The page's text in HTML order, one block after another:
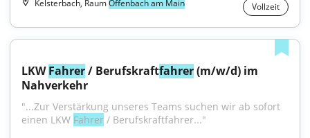
Kelsterbach, RaumOffenbach am Main Vollzeit
LKW Fahrer / Berufskraftfahrer (m/w/d) im
Nahverkehr
"...Zur Verstärkung unseres Teams suchen wir ab sofort
einen LKW Fahrer / Berufskraftfahrer..."